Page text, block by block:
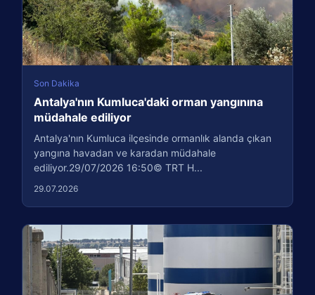
Son Dakika
Antalya'nın Kumluca'daki orman yangınına
müdahale ediliyor
Antalya'nın Kumluca ilçesinde ormanlık alanda çıkan
yangına havadan ve karadan müdahale
ediliyor.29/07/2026 16:50© TRT H...
29.07.2026